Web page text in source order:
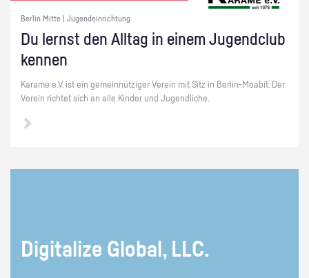
Berlin Mitte | Jugendeinrichtung
Du lernst den All­tag in einem Ju­gend­club
ken­nen
Ka­ra­me e.V. ist ein ge­mein­nüt­zi­ger Ver­ein mit Sitz in Ber­lin-Moa­bit. Der
Ver­ein rich­tet sich an alle Kin­der und Ju­gend­li­che.
Di­gi­ta­li­ze Glo­bal, LLC.